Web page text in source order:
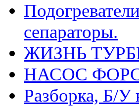
сепараторы.
ЖИЗНЬ
НАСОС
Разборка, Б/У